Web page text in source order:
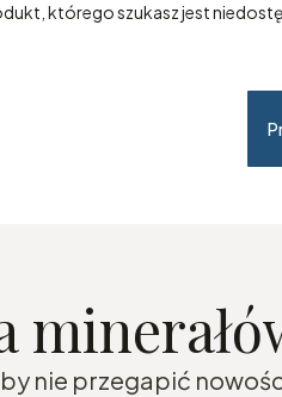
którego szukasz jest
nie przegapić